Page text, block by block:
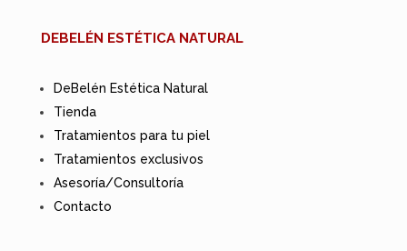
DEBELÉN ESTÉTICA NATURAL
DeBelén Estética Natural
Tienda
Tratamientos para tu piel
Tratamientos exclusivos
Asesoría/Consultoría
Contacto